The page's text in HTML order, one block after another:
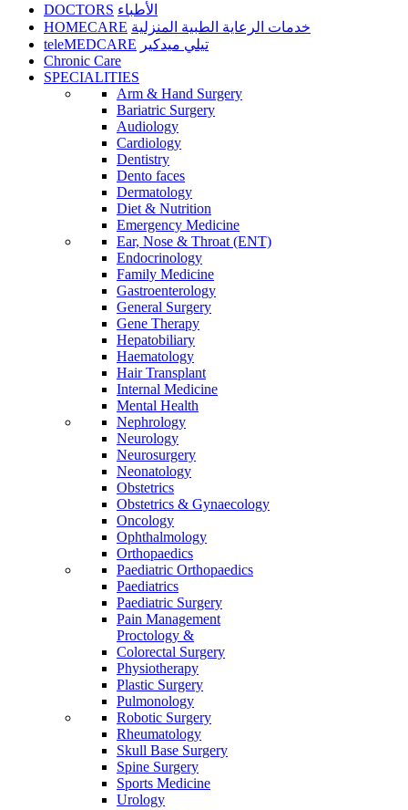
DOCTORS الأطباء
HOMECARE خدمات الرعاية الطبية المنزلية
teleMEDCARE تيلي ميدكير
Chronic Care
SPECIALITIES
Arm & Hand Surgery
Bariatric Surgery
Audiology
Cardiology
Dentistry
Dento faces
Dermatology
Diet & Nutrition
Emergency Medicine
Ear, Nose & Throat (ENT)
Endocrinology
Family Medicine
Gastroenterology
General Surgery
Gene Therapy
Hepatobiliary
Haematology
Hair Transplant
Internal Medicine
Mental Health
Nephrology
Neurology
Neurosurgery
Neonatology
Obstetrics
Obstetrics & Gynaecology
Oncology
Ophthalmology
Orthopaedics
Paediatric Orthopaedics
Paediatrics
Paediatric Surgery
Pain Management
Proctology &
Colorectal Surgery
Physiotherapy
Plastic Surgery
Pulmonology
Robotic Surgery
Rheumatology
Skull Base Surgery
Spine Surgery
Sports Medicine
Urology